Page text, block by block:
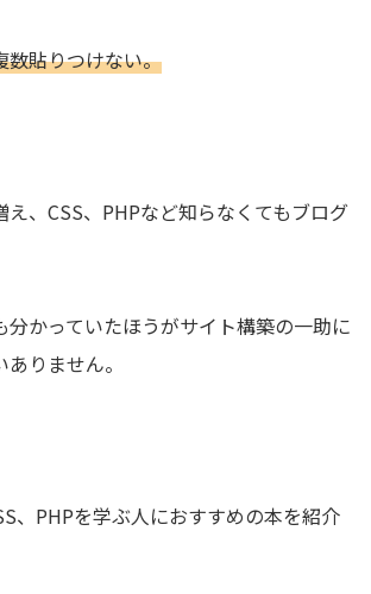
数貼りつけない。
え、CSS、PHPなど知らなくてもブログ
分かっていたほうがサイト構築の一助に
りません。
、PHPを学ぶ人におすすめの本を紹介